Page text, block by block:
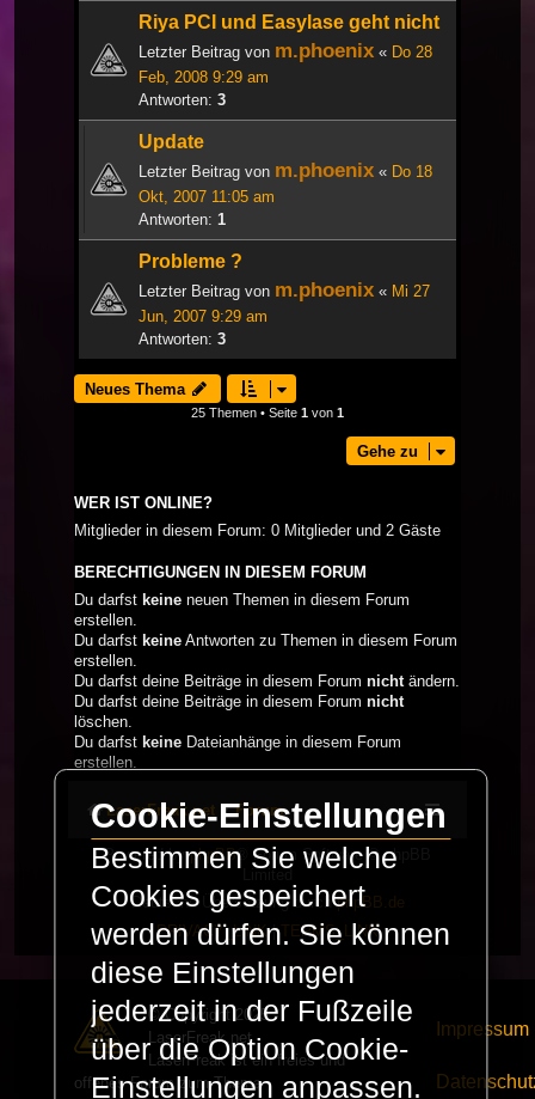
Riya PCI und Easylase geht nicht
Letzter Beitrag von m.phoenix « Do 28
Feb, 2008 9:29 am
Antworten: 3
Update
Letzter Beitrag von m.phoenix « Do 18
Okt, 2007 11:05 am
Antworten: 1
Probleme ?
Letzter Beitrag von m.phoenix « Mi 27
Jun, 2007 9:29 am
Antworten: 3
Neues Thema
25 Themen • Seite 1 von 1
Gehe zu
WER IST ONLINE?
Mitglieder in diesem Forum: 0 Mitglieder und 2 Gäste
BERECHTIGUNGEN IN DIESEM FORUM
Du darfst keine neuen Themen in diesem Forum
erstellen.
Du darfst keine Antworten zu Themen in diesem Forum
erstellen.
Du darfst deine Beiträge in diesem Forum nichtändern.
Du darfst deine Beiträge in diesem Forum nicht
löschen.
Du darfst keine Dateianhänge in diesem Forum
erstellen.
LaserFreak.net Forum
Powered byphpBB® Forum Software © phpBB
Deutsche Übersetzung durchphpBB.de
PRIVACY_LINK|TERMS_LINK
© Copyright 2025 -
LaserFreak.net
LaserFreak ist ein freies und
offenes Forum zum Thema
Impressum
Cookie-Einstellungen
Bestimmen Sie welche
Cookies gespeichert
werden dürfen. Sie können
diese Einstellungen
jederzeit in der Fußzeile
über die Option Cookie-
Einstellungen anpassen.